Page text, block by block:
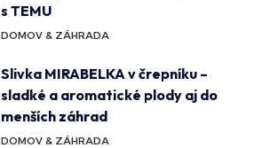
s TEMU
DOMOV & ZÁHRADA
Slivka MIRABELKA v črepníku –
sladké a aromatické plody aj do
menších záhrad
DOMOV & ZÁHRADA